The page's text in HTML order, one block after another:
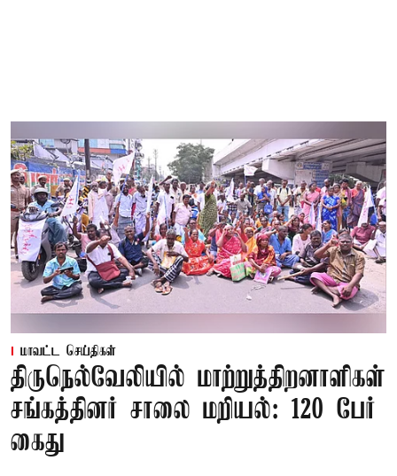
மாவட்ட செய்திகள்
திருநெல்வேலியில் மாற்றுத்திறனாளிகள்
சங்கத்தினர் சாலை மறியல்: 120 பேர்
கைது